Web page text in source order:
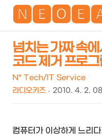
넘치는 가짜 속
코드 제거 프로
N* Tech/IT Service
라디오키즈
2010. 4. 2.
컴퓨터가 이상하게 느리